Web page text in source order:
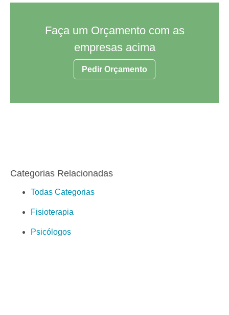
Faça um Orçamento com as
empresas acima
Pedir Orçamento
Categorias Relacionadas
Todas Categorias
Fisioterapia
Psicólogos